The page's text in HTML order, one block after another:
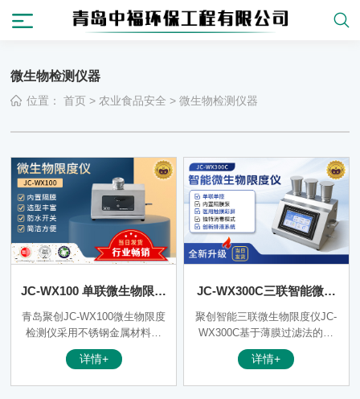
微生物检测仪器
位置：首页 > 农业食品安全 >微生物检测仪器
JC-WX100 单联微生物限度
检测仪
青岛聚创JC-WX100微生物限度
检测仪采用不锈钢金属材料制
成，配有内置隔膜液泵，不需外
接抽滤瓶，液体直接通过隔膜液
详情+
JC-WX300C三联智能微生
物限度检测仪（非医用）
聚创智能三联微生物限度仪JC-
WX300C基于薄膜过滤法的原
理，与微生物培养器（M50）配
套使用，通过液泵的抽滤作用，
详情+